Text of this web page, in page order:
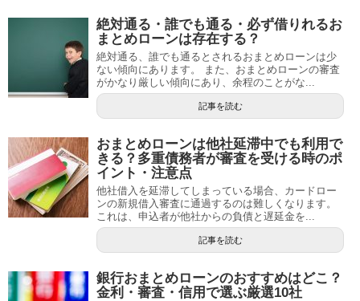
絶対通る・誰でも通る・必ず借りれるお
まとめローンは存在する？
絶対通る、誰でも通るとされるおまとめローンは少
ない傾向にあります。 また、おまとめローンの審査
がかなり厳しい傾向にあり、余程のことがな...
記事を読む
おまとめローンは他社延滞中でも利用で
きる？多重債務者が審査を受ける時のポ
イント・注意点
他社借入を延滞してしまっている場合、カードロー
ンの新規借入審査に通過するのは難しくなります。
これは、申込者が他社からの負債と遅延金を...
記事を読む
銀行おまとめローンのおすすめはどこ？
金利・審査・信用で選ぶ厳選10社